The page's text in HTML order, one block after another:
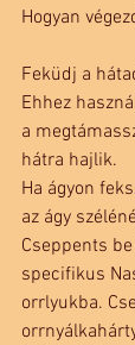
Hogyan
Feküdj a
Ehhez
a
hátra hajlik.
Ha ágyon
az ágy
Cseppents
specifikus
orrlyukba.